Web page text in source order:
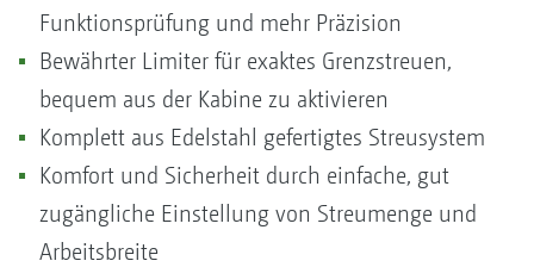
Funktionsprüfung und mehr Präzision
Bewährter Limiter für exaktes Grenzstreuen,
bequem aus der Kabine zu aktivieren
Komplett aus Edelstahl gefertigtes Streusystem
Komfort und Sicherheit durch einfache, gut
zugängliche Einstellung von Streumenge und
Arbeitsbreite